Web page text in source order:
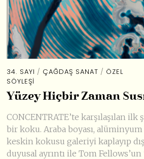
34. SAYI / ÇAĞDAŞ SANAT / ÖZEL
SÖYLEŞI
Yüzey Hiçbir Zaman
CONCENTRATE’te karşılaşılan ilk
bir koku. Araba boyası,
keskin kokusu galeriyi kaplayıp
duyusal ayrıntı ile Tom